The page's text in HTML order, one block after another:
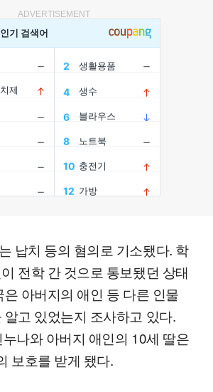
ADVERTISEMENT
납치 등의 혐의로 기소됐다. 학
전학 간 것으로 통보됐던 상태
아버지의 애인 등 다른 인물
알고 있었는지 조사하고 있다.
나와 아버지 애인의 10세 딸은
보호를 받게 됐다.